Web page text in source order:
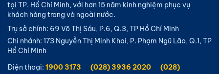
tại TP. Hồ Chí Minh, với hơn 15 năm kinh nghiệm phục vụ
khách hàng trong và ngoài nước.
Trụ sở chính: 69 Võ Thị Sáu, P.6, Q.3, TP Hồ Chí Minh
Chi nhánh: 173 Nguyễn Thị Minh Khai, P. Phạm Ngũ Lão, Q.1, TP
Hồ Chí Minh
Điện thoại: 1900 3173 (028) 3936 2020
(028)